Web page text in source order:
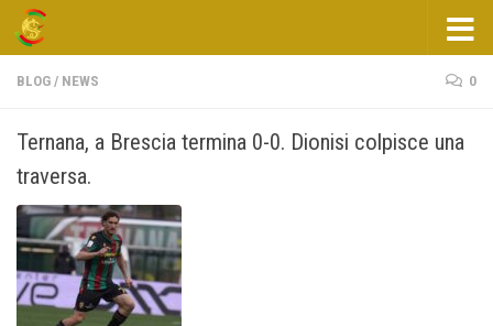
Salta al contenuto
BLOG / NEWS 0
Ternana, a Brescia termina 0-0. Dionisi colpisce una
traversa.